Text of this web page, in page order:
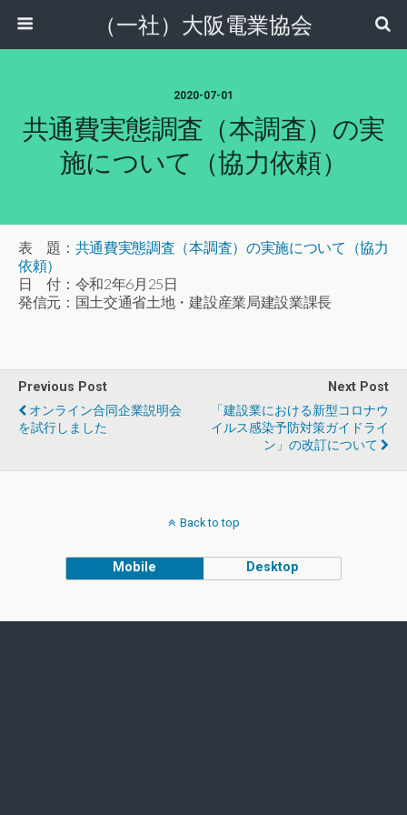
（一社）大阪電業協会
2020-07-01
共通費実態調査（本調査）の実
施について（協力依頼）
表 題： 共通費実態調査（本調査）の実施について（協力
依頼）
日 付：令和2年6月25日
発信元：国土交通省土地・建設産業局建設業課長
Previous Post
オンライン合同企業説明会
を試行しました
Next Post
「建設業における新型コロナウ
イルス感染予防対策ガイドライ
ン」の改訂について
Back to top
Mobile Desktop